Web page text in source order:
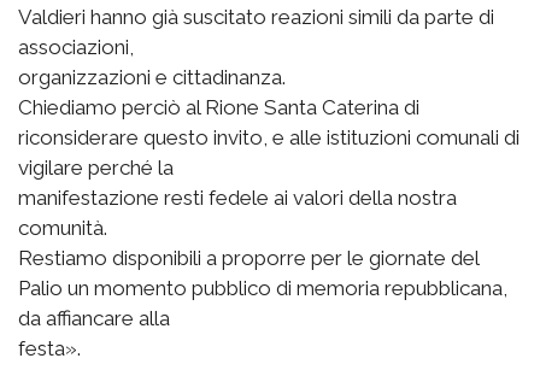
Valdieri hanno già suscitato reazioni simili da parte di
associazioni,
organizzazioni e cittadinanza.
Chiediamo perciò al Rione Santa Caterina di
riconsiderare questo invito, e alle istituzioni comunali di
vigilare perché la
manifestazione resti fedele ai valori della nostra
comunità.
Restiamo disponibili a proporre per le giornate del
Palio un momento pubblico di memoria repubblicana,
da affiancare alla
festa».